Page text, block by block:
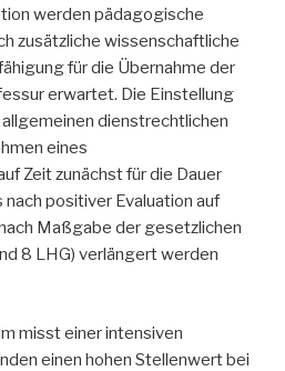
werden pädagogische
zusätzliche wissenschaftliche
für die Übernahme der
erwartet. Die Einstellung
dienstrechtlichen
eines
Zeit zunächst für die Dauer
nach positiver Evaluation auf
Maßgabe der gesetzlichen
8 LHG) verlängert werden
misst einer intensiven
einen hohen Stellenwert bei